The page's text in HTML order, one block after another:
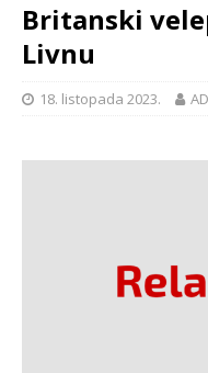
Britanski
Livnu
18. listopada 2023.